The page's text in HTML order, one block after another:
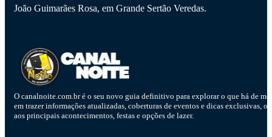
João Guimarães Rosa, em Grande Sertão Veredas.
O canalnoite.com.br é o seu novo guia definitivo para explorar o que há de
em trazer informações atualizadas, coberturas de eventos e dicas exclusivas,
aos principais acontecimentos, festas e opções de lazer.